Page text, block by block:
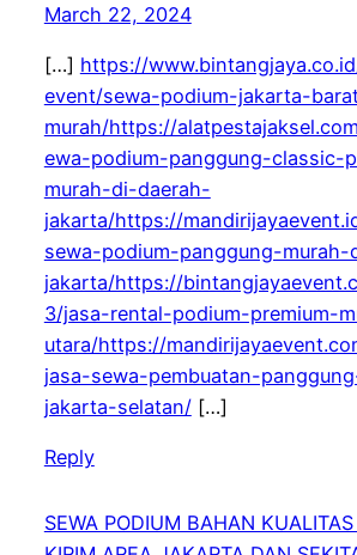
March 22, 2024
[…] https://
event/sewa-podium-jakarta-
murah/https://
ewa-podium-panggung-classic-
murah-di-daerah-
jakarta/https://
sewa-podium-panggung-murah-
jakarta/https://
3/jasa-rental-podium-premium-
utara/https://
jasa-sewa-pembuatan-
jakarta-selatan/[…]
Reply
SEWA PODIUM BAHAN